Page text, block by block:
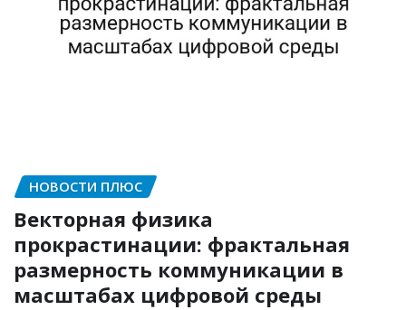
НОВОСТИ ПЛЮС
Векторная физика
прокрастинации: фрактальная
размерность коммуникации в
масштабах цифровой среды